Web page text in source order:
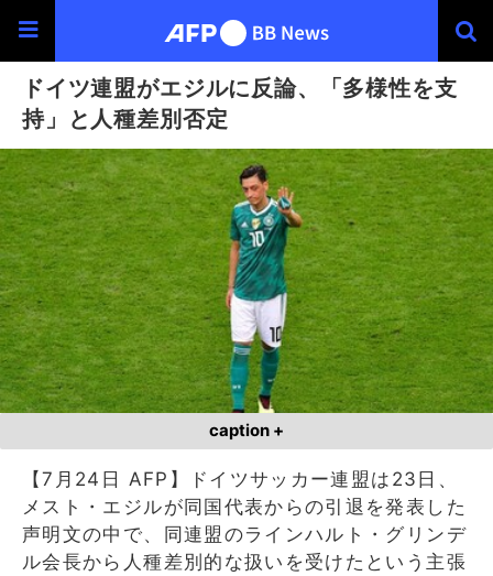
ドイツ連盟がエジルに反論、「多様性を支
持」と人種差別否定
caption +
【7月24日 AFP】ドイツサッカー連盟は23日、
メスト・エジルが同国代表からの引退を発表した
声明文の中で、同連盟のラインハルト・グリンデ
ル会長から人種差別的な扱いを受けたという主張